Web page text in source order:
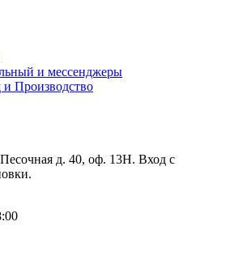
и мессенджеры
и Производство
д. 40, оф. 13Н. Вход с